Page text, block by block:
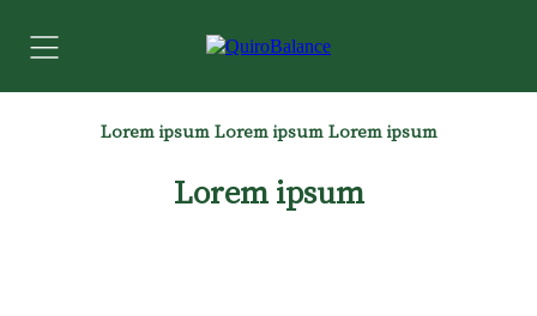
Lorem ipsum Lorem ipsum Lorem ipsum
Lorem ipsum